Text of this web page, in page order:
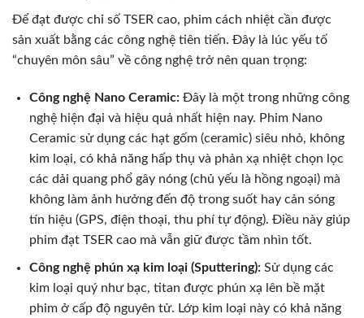
Để đạt được chỉ số TSER cao, phim cách nhiệt cần được
sản xuất bằng các công nghệ tiên tiến. Đây là lúc yếu tố
“chuyên môn sâu” về công nghệ trở nên quan trọng:
Công nghệ Nano Ceramic:Đây là một trong những công
nghệ hiện đại và hiệu quả nhất hiện nay. Phim Nano
Ceramic sử dụng các hạt gốm (ceramic) siêu nhỏ, không
kim loại, có khả năng hấp thụ và phản xạ nhiệt chọn lọc
các dải quang phổ gây nóng (chủ yếu là hồng ngoại) mà
không làm ảnh hưởng đến độ trong suốt hay cản sóng
tín hiệu (GPS, điện thoại, thu phí tự động). Điều này giúp
phim đạt TSER cao mà vẫn giữ được tầm nhìn tốt.
Công nghệ phún xạ kim loại (Sputtering):Sử dụng các
kim loại quý như bạc, titan được phún xạ lên bề mặt
phim ở cấp độ nguyên tử. Lớp kim loại này có khả năng